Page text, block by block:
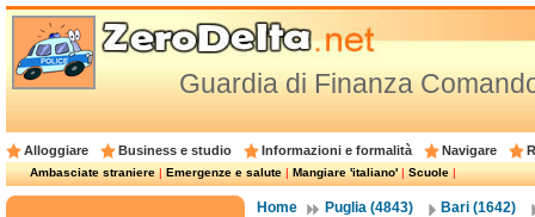
Guardia di Finanza
Alloggiare Business e studio Informazioni e formalità Navigare
Ambasciate straniere|Emergenze e salute|Mangiare 'italiano'|Scuole|
Home Puglia (4843) Bari (1642)